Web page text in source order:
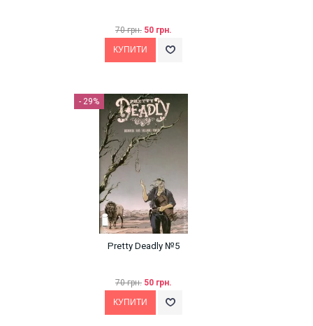
70 грн. 50 грн.
- 29%
Pretty Deadly №5
70 грн. 50 грн.